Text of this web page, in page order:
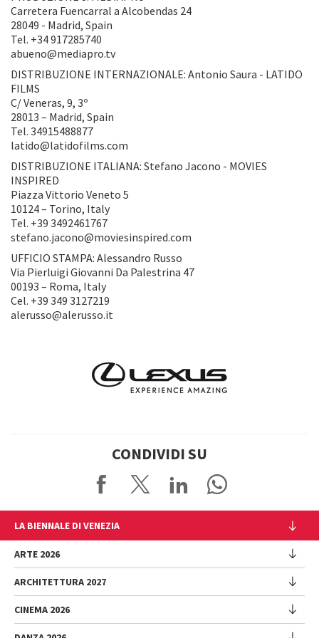
Carretera Fuencarral a Alcobendas 24
28049 - Madrid, Spain
Tel. +34 917285740
abueno@mediapro.tv
DISTRIBUZIONE INTERNAZIONALE: Antonio Saura - LATIDO
FILMS
C/ Veneras, 9, 3º
28013 – Madrid, Spain
Tel. 34915488877
latido@latidofilms.com
DISTRIBUZIONE ITALIANA: Stefano Jacono - MOVIES
INSPIRED
Piazza Vittorio Veneto 5
10124 – Torino, Italy
Tel. +39 3492461767
stefano.jacono@moviesinspired.com
UFFICIO STAMPA: Alessandro Russo
Via Pierluigi Giovanni Da Palestrina 47
00193 – Roma, Italy
Cel. +39 349 3127219
alerusso@alerusso.it
CONDIVIDI SU
LA BIENNALE DI VENEZIA
L'Istituzione
Cariche istituzionali
Storia
Luoghi
Sponsorship
ARTE 2026
Esposizione
Intervento di Pietrangelo Buttafuoco
ARCHITETTURA 2027
Mostra
CINEMA 2026